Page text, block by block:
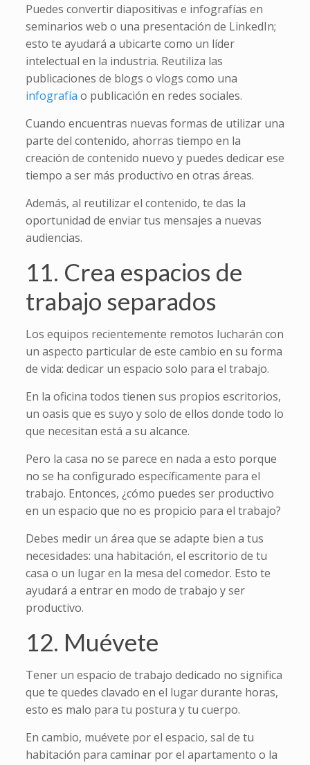
Puedes convertir diapositivas e infografías en
seminarios web o una presentación de LinkedIn;
esto te ayudará a ubicarte como un líder
intelectual en la industria. Reutiliza las
publicaciones de blogs o vlogs como una
infografía o publicación en redes sociales.
Cuando encuentras nuevas formas de utilizar una
parte del contenido, ahorras tiempo en la
creación de contenido nuevo y puedes dedicar ese
tiempo a ser más productivo en otras áreas.
Además, al reutilizar el contenido, te das la
oportunidad de enviar tus mensajes a nuevas
audiencias.
11. Crea espacios de
trabajo separados
Los equipos recientemente remotos lucharán con
un aspecto particular de este cambio en su forma
de vida: dedicar un espacio solo para el trabajo.
En la oficina todos tienen sus propios escritorios,
un oasis que es suyo y solo de ellos donde todo lo
que necesitan está a su alcance.
Pero la casa no se parece en nada a esto porque
no se ha configurado específicamente para el
trabajo. Entonces, ¿cómo puedes ser productivo
en un espacio que no es propicio para el trabajo?
Debes medir un área que se adapte bien a tus
necesidades: una habitación, el escritorio de tu
casa o un lugar en la mesa del comedor. Esto te
ayudará a entrar en modo de trabajo y ser
productivo.
12. Muévete
Tener un espacio de trabajo dedicado no significa
que te quedes clavado en el lugar durante horas,
esto es malo para tu postura y tu cuerpo.
En cambio, muévete por el espacio, sal de tu
habitación para caminar por el apartamento o la